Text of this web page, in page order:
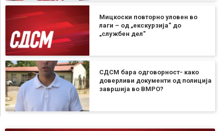
Мицкоски повторно уловен во
лаги – од „екскурзија“ до
„службен дел“
СДСМ бара одговорност- како
доверливи документи од полиција
завршија во ВМРО?